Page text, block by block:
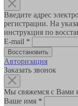
Введите адрес
регистрации. На
инструкция по
E-mail *
Авторизация
Заказать звонок
Мы свяжемся с Вами
Ваше имя *